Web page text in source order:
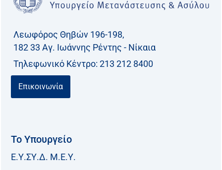
Λεωφόρος Θηβών 196-198,
182 33 Aγ. Ιωάννης Ρέντης - Νίκαια
Τηλεφωνικό Kέντρο: 213 212 8400
Επικοινωνία
Το Υπουργείο
Ε.Υ.ΣΥ.Δ. Μ.Ε.Υ.